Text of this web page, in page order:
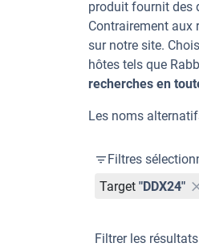
produit fournit des
Contrairement aux
sur notre site.
hôtes tels que
recherches en
Les noms
Filtres
Target "DDX24"
Filtrer les